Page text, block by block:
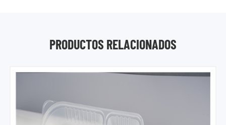
PRODUCTOS RELACIONADOS